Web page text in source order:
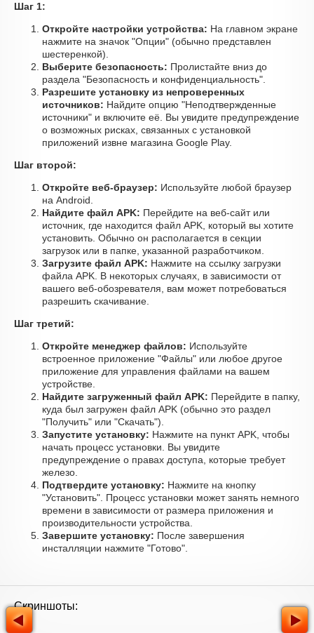
Шаг 1:
Откройте настройки устройства: На главном экране
нажмите на значок "Опции" (обычно представлен
шестеренкой).
Выберите безопасность: Пролистайте вниз до
раздела "Безопасность и конфиденциальность".
Разрешите установку из непроверенных
источников: Найдите опцию "Неподтвержденные
источники" и включите её. Вы увидите предупреждение
о возможных рисках, связанных с установкой
приложений извне магазина Google Play.
Шаг второй:
Откройте веб-браузер: Используйте любой браузер
на Android.
Найдите файл APK: Перейдите на веб-сайт или
источник, где находится файл APK, который вы хотите
установить. Обычно он располагается в секции
загрузок или в папке, указанной разработчиком.
Загрузите файл APK: Нажмите на ссылку загрузки
файла APK. В некоторых случаях, в зависимости от
вашего веб-обозревателя, вам может потребоваться
разрешить скачивание.
Шаг третий:
Откройте менеджер файлов: Используйте
встроенное приложение "Файлы" или любое другое
приложение для управления файлами на вашем
устройстве.
Найдите загруженный файл APK: Перейдите в папку,
куда был загружен файл APK (обычно это раздел
"Получить" или "Скачать").
Запустите установку: Нажмите на пункт APK, чтобы
начать процесс установки. Вы увидите
предупреждение о правах доступа, которые требует
железо.
Подтвердите установку: Нажмите на кнопку
"Установить". Процесс установки может занять немного
времени в зависимости от размера приложения и
производительности устройства.
Завершите установку: После завершения
инсталляции нажмите "Готово".
Скриншоты: